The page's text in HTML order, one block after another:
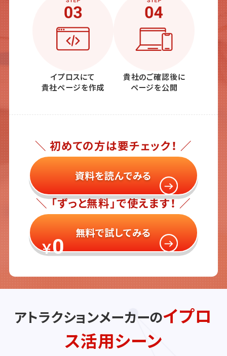
イプロスにて
貴社ページを作成
貴社のご確認後に
ページを公開
＼ 初めての方は要チェック！ ／
資料を読んでみる
＼ 「ずっと無料」で使えます！ ／
￥0
無料で試してみる
アトラクションメーカーのイプロ
ス活用シーン